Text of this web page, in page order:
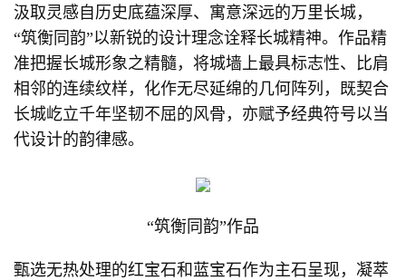
汲取灵感自历史底蕴深厚、寓意深远的万里长城，
“筑衡同韵”以新锐的设计理念诠释长城精神。作品精
准把握长城形象之精髓，将城墙上最具标志性、比肩
相邻的连续纹样，化作无尽延绵的几何阵列，既契合
长城屹立千年坚韧不屈的风骨，亦赋予经典符号以当
代设计的韵律感。
“筑衡同韵”作品
甄选无热处理的红宝石和蓝宝石作为主石呈现，凝萃